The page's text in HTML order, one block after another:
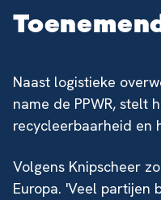
Naast logistieke
name de PPWR, stelt
recycleerbaarheid en
Volgens Knipscheer
Europa. 'Veel partijen